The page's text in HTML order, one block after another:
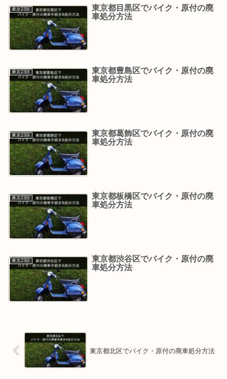
東京23区
東京都目黒区でバイク・原付の廃
車処分方法
東京23区
東京都豊島区でバイク・原付の廃
車処分方法
東京23区
東京都葛飾区でバイク・原付の廃
車処分方法
東京23区
東京都板橋区でバイク・原付の廃
車処分方法
東京23区
東京都渋谷区でバイク・原付の廃
車処分方法
東京都北区でバイク・原付の廃車処分方法